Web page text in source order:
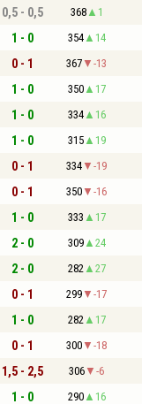
0,5 - 0,5 368 1
1 - 0 354 14
0 - 1 367 -13
1 - 0 350 17
1 - 0 334 16
1 - 0 315 19
0 - 1 334 -19
0 - 1 350 -16
1 - 0 333 17
2 - 0 309 24
2 - 0 282 27
0 - 1 299 -17
1 - 0 282 17
0 - 1 300 -18
1,5 - 2,5 306 -6
1 - 0 290 16